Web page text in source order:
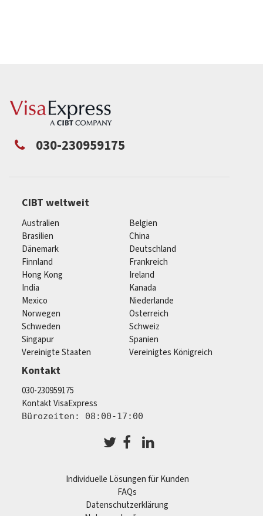
030-230959175
CIBT weltweit
Australien
Belgien
Brasilien
China
Dänemark
Deutschland
Finnland
Frankreich
Hong Kong
Ireland
India
Kanada
Mexico
Niederlande
Norwegen
Österreich
Schweden
Schweiz
Singapur
Spanien
Vereinigte Staaten
Vereinigtes Königreich
Kontakt
030-230959175
Kontakt VisaExpress
Bürozeiten: 08:00-17:00
Individuelle Lösungen für Kunden
FAQs
Datenschutzerklärung